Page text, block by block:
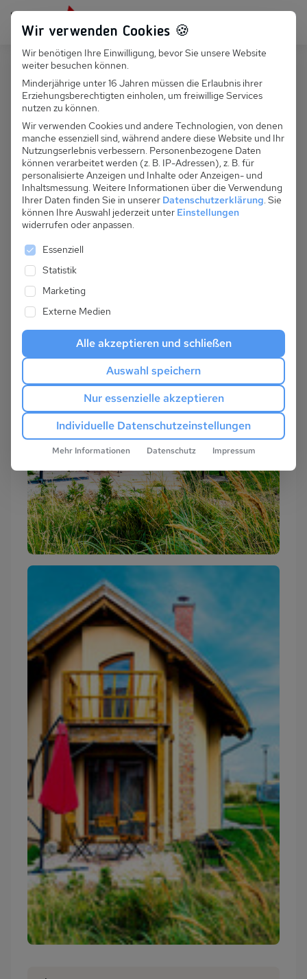
Persönlich für dich da: +49 251 899 050
Suchfeld
Suchen
PL 031.004 - Ferienhaus
Hussakowski
Wir verwenden Cookies 🍪
Wir benötigen Ihre Einwilligung, bevor Sie unsere Website
weiter besuchen können.
Minderjährige unter 16 Jahren müssen die Erlaubnis ihrer
Erziehungsberechtigten einholen, um freiwillige Services
nutzen zu können.
Wir verwenden Cookies und andere Technologien, von denen
manche essenziell sind, während andere diese Website und Ihr
Nutzungserlebnis verbessern. Personenbezogene Daten
können verarbeitet werden (z. B. IP-Adressen), z. B. für
personalisierte Anzeigen und Inhalte oder Anzeigen- und
Inhaltsmessung. Weitere Informationen über die Verwendung
Ihrer Daten finden Sie in unserer Datenschutzerklärung. Sie
können Ihre Auswahl jederzeit unter Einstellungen
widerrufen oder anpassen.
Es folgt eine Liste der Service-Gruppen, für die
Essenziell
Statistik
Marketing
Externe Medien
Alle akzeptieren und schließen
Auswahl speichern
Nur essenzielle akzeptieren
Individuelle Datenschutzeinstellungen
Mehr Informationen Datenschutz Impressum